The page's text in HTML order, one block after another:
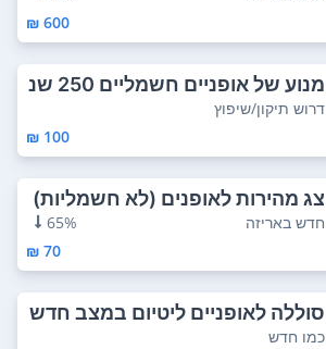
600 ₪
מנוע של אופניים חשמליים 250 שנ
קרעו החוטי...
דרוש תיקון/שיפוץ
100 ₪
צג מהירות לאופנים (לא חשמליות)
-צג אלחוטי...
חדש באריזה
65%
70 ₪
סוללה לאופניים ליטיום במצב חדש
עוד עם א...
כמו חדש